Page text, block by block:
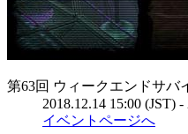
第63回 ウィークエンドサバ
2018.12.14 15:00 (JST)
イベントページへ